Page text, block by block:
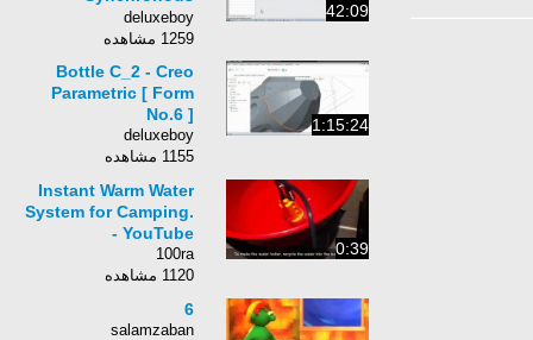
42:09
Technology; Making
Design Changes
deluxeboy
1259 مشاهده
1:15:24
Bottle C_2 - Creo
Parametric [ Form
No.6 ]
deluxeboy
1155 مشاهده
0:39
Instant Warm Water
System for Camping.
- YouTube
100ra
1120 مشاهده
6
salamzaban